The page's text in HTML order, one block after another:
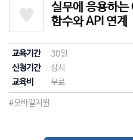
실무에 응용하
함수와 API 연계
교육기간 30일
신청기간
상시
교육비
무료
#모바일지원